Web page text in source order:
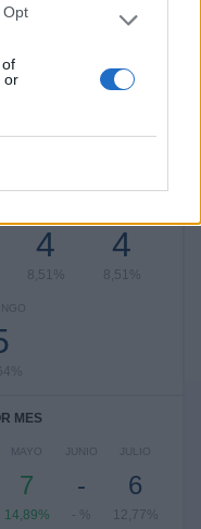
Opt
or
43 (91,49%)
LA SEMANA
4
8,51%
4
8,51%
MES
MAYO
7
14,89%
JUNIO
-
- %
JULIO
6
12,77%